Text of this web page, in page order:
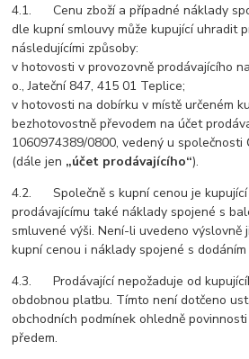
4.1. Cenu zboží a případné náklady
dle kupní smlouvy může kupující uhradit
následujícími způsoby:
v hotovosti v provozovně prodávajícího
o., Jateční 847, 415 01 Teplice;
v hotovosti na dobírku v místě určeném
bezhotovostně převodem na účet
1060974389/0800, vedený u společnosti
(dále jen „účet prodávajícího“).
4.2. Společně s kupní cenou je
prodávajícímu také náklady spojené s
smluvené výši. Není-li uvedeno výslovně
kupní cenou i náklady spojené s dodáním
4.3. Prodávající nepožaduje od
obdobnou platbu. Tímto není dotčeno
obchodních podmínek ohledně
předem.